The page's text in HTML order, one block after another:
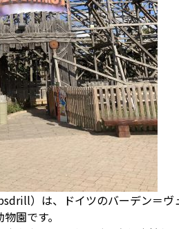
）は、ドイツのバーデン＝
園です。